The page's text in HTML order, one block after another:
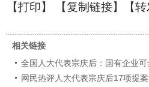
【打印】 【复制链接】【转
相关链接
全国人大代表宗庆后：国有企业可
网民热评人大代表宗庆后17项提